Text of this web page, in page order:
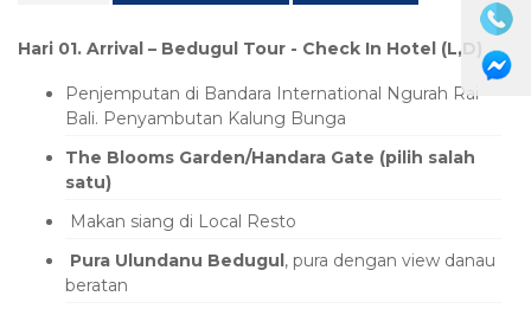
Hari 01. Arrival – Bedugul Tour - Check In Hotel (L,D)
Penjemputan di Bandara International Ngurah Rai
Bali. Penyambutan Kalung Bunga
The Blooms Garden/Handara Gate (pilih salah
satu)
Makan siang di Local Resto
Pura Ulundanu Bedugul, pura dengan view danau
beratan